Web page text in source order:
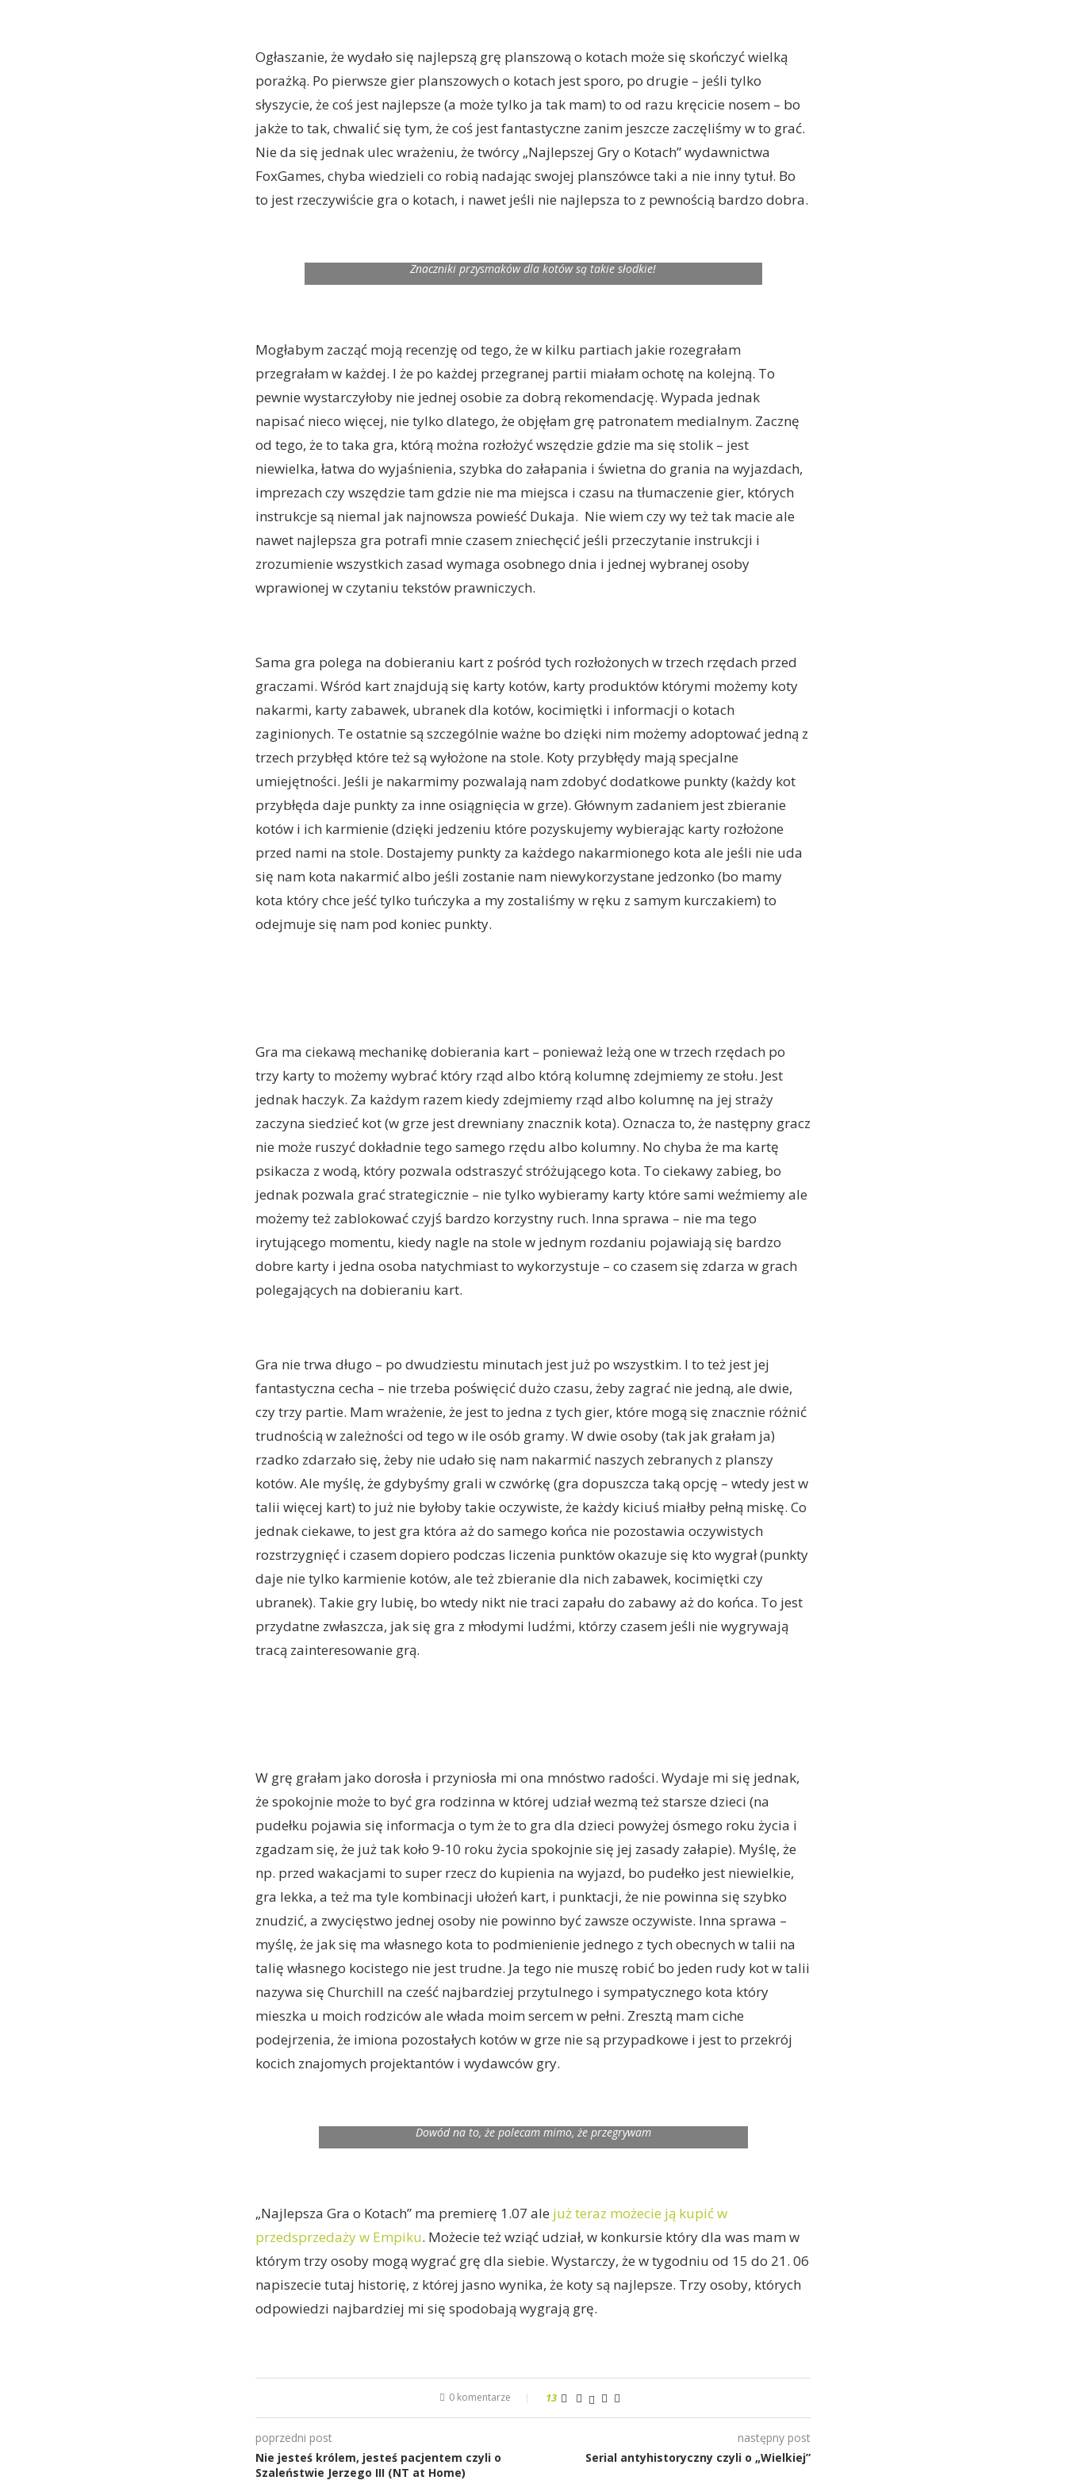
Ogłaszanie, że wydało się najlepszą grę planszową o kotach może się skończyć wielką
porażką. Po pierwsze gier planszowych o kotach jest sporo, po drugie – jeśli tylko
słyszycie, że coś jest najlepsze (a może tylko ja tak mam) to od razu kręcicie nosem – bo
jakże to tak, chwalić się tym, że coś jest fantastyczne zanim jeszcze zaczęliśmy w to grać.
Nie da się jednak ulec wrażeniu, że twórcy „Najlepszej Gry o Kotach” wydawnictwa
FoxGames, chyba wiedzieli co robią nadając swojej planszówce taki a nie inny tytuł. Bo
to jest rzeczywiście gra o kotach, i nawet jeśli nie najlepsza to z pewnością bardzo dobra.
Znaczniki przysmaków dla kotów są takie słodkie!
Mogłabym zacząć moją recenzję od tego, że w kilku partiach jakie rozegrałam
przegrałam w każdej. I że po każdej przegranej partii miałam ochotę na kolejną. To
pewnie wystarczyłoby nie jednej osobie za dobrą rekomendację. Wypada jednak
napisać nieco więcej, nie tylko dlatego, że objęłam grę patronatem medialnym. Zacznę
od tego, że to taka gra, którą można rozłożyć wszędzie gdzie ma się stolik – jest
niewielka, łatwa do wyjaśnienia, szybka do załapania i świetna do grania na wyjazdach,
imprezach czy wszędzie tam gdzie nie ma miejsca i czasu na tłumaczenie gier, których
instrukcje są niemal jak najnowsza powieść Dukaja. Nie wiem czy wy też tak macie ale
nawet najlepsza gra potrafi mnie czasem zniechęcić jeśli przeczytanie instrukcji i
zrozumienie wszystkich zasad wymaga osobnego dnia i jednej wybranej osoby
wprawionej w czytaniu tekstów prawniczych.
Sama gra polega na dobieraniu kart z pośród tych rozłożonych w trzech rzędach przed
graczami. Wśród kart znajdują się karty kotów, karty produktów którymi możemy koty
nakarmi, karty zabawek, ubranek dla kotów, kocimiętki i informacji o kotach
zaginionych. Te ostatnie są szczególnie ważne bo dzięki nim możemy adoptować jedną z
trzech przybłęd które też są wyłożone na stole. Koty przybłędy mają specjalne
umiejętności. Jeśli je nakarmimy pozwalają nam zdobyć dodatkowe punkty (każdy kot
przybłęda daje punkty za inne osiągnięcia w grze). Głównym zadaniem jest zbieranie
kotów i ich karmienie (dzięki jedzeniu które pozyskujemy wybierając karty rozłożone
przed nami na stole. Dostajemy punkty za każdego nakarmionego kota ale jeśli nie uda
się nam kota nakarmić albo jeśli zostanie nam niewykorzystane jedzonko (bo mamy
kota który chce jeść tylko tuńczyka a my zostaliśmy w ręku z samym kurczakiem) to
odejmuje się nam pod koniec punkty.
Gra ma ciekawą mechanikę dobierania kart – ponieważ leżą one w trzech rzędach po
trzy karty to możemy wybrać który rząd albo którą kolumnę zdejmiemy ze stołu. Jest
jednak haczyk. Za każdym razem kiedy zdejmiemy rząd albo kolumnę na jej straży
zaczyna siedzieć kot (w grze jest drewniany znacznik kota). Oznacza to, że następny gracz
nie może ruszyć dokładnie tego samego rzędu albo kolumny. No chyba że ma kartę
psikacza z wodą, który pozwala odstraszyć stróżującego kota. To ciekawy zabieg, bo
jednak pozwala grać strategicznie – nie tylko wybieramy karty które sami weźmiemy ale
możemy też zablokować czyjś bardzo korzystny ruch. Inna sprawa – nie ma tego
irytującego momentu, kiedy nagle na stole w jednym rozdaniu pojawiają się bardzo
dobre karty i jedna osoba natychmiast to wykorzystuje – co czasem się zdarza w grach
polegających na dobieraniu kart.
Gra nie trwa długo – po dwudziestu minutach jest już po wszystkim. I to też jest jej
fantastyczna cecha – nie trzeba poświęcić dużo czasu, żeby zagrać nie jedną, ale dwie,
czy trzy partie. Mam wrażenie, że jest to jedna z tych gier, które mogą się znacznie różnić
trudnością w zależności od tego w ile osób gramy. W dwie osoby (tak jak grałam ja)
rzadko zdarzało się, żeby nie udało się nam nakarmić naszych zebranych z planszy
kotów. Ale myślę, że gdybyśmy grali w czwórkę (gra dopuszcza taką opcję – wtedy jest w
talii więcej kart) to już nie byłoby takie oczywiste, że każdy kiciuś miałby pełną miskę. Co
jednak ciekawe, to jest gra która aż do samego końca nie pozostawia oczywistych
rozstrzygnięć i czasem dopiero podczas liczenia punktów okazuje się kto wygrał (punkty
daje nie tylko karmienie kotów, ale też zbieranie dla nich zabawek, kocimiętki czy
ubranek). Takie gry lubię, bo wtedy nikt nie traci zapału do zabawy aż do końca. To jest
przydatne zwłaszcza, jak się gra z młodymi ludźmi, którzy czasem jeśli nie wygrywają
tracą zainteresowanie grą.
W grę grałam jako dorosła i przyniosła mi ona mnóstwo radości. Wydaje mi się jednak,
że spokojnie może to być gra rodzinna w której udział wezmą też starsze dzieci (na
pudełku pojawia się informacja o tym że to gra dla dzieci powyżej ósmego roku życia i
zgadzam się, że już tak koło 9-10 roku życia spokojnie się jej zasady załapie). Myślę, że
np. przed wakacjami to super rzecz do kupienia na wyjazd, bo pudełko jest niewielkie,
gra lekka, a też ma tyle kombinacji ułożeń kart, i punktacji, że nie powinna się szybko
znudzić, a zwycięstwo jednej osoby nie powinno być zawsze oczywiste. Inna sprawa –
myślę, że jak się ma własnego kota to podmienienie jednego z tych obecnych w talii na
talię własnego kocistego nie jest trudne. Ja tego nie muszę robić bo jeden rudy kot w talii
nazywa się Churchill na cześć najbardziej przytulnego i sympatycznego kota który
mieszka u moich rodziców ale włada moim sercem w pełni. Zresztą mam ciche
podejrzenia, że imiona pozostałych kotów w grze nie są przypadkowe i jest to przekrój
kocich znajomych projektantów i wydawców gry.
Dowód na to, że polecam mimo, że przegrywam
„Najlepsza Gra o Kotach” ma premierę 1.07 ale już teraz możecie ją kupić w
przedsprzedaży w Empiku. Możecie też wziąć udział, w konkursie który dla was mam w
którym trzy osoby mogą wygrać grę dla siebie. Wystarczy, że w tygodniu od 15 do 21. 06
napiszecie tutaj historię, z której jasno wynika, że koty są najlepsze. Trzy osoby, których
odpowiedzi najbardziej mi się spodobają wygrają grę.
0 komentarze 13
poprzedni post
Nie jesteś królem, jesteś pacjentem czyli o
Szaleństwie Jerzego III (NT at Home)
następny post
Serial antyhistoryczny czyli o „Wielkiej”